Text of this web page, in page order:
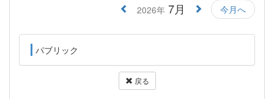
2026年 7月 今月へ
パブリック
戻る